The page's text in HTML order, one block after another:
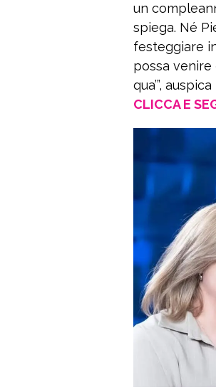
un
spiega. Né
festeggiare
possa venire
qua’”,
CLICCA E